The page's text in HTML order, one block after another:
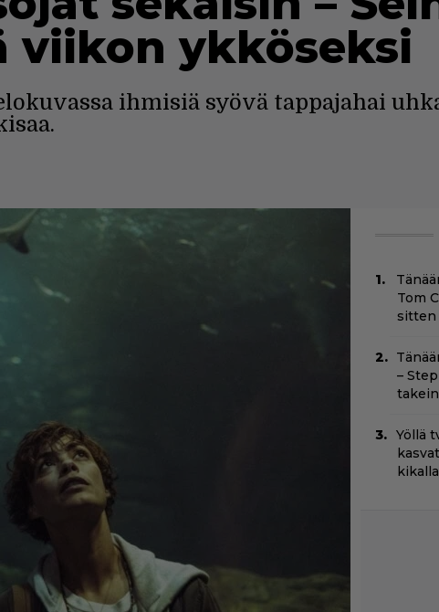
viikon ykköseksi
ihmisiä syövä tappajahai
Tom
sitten
–
Yöllä